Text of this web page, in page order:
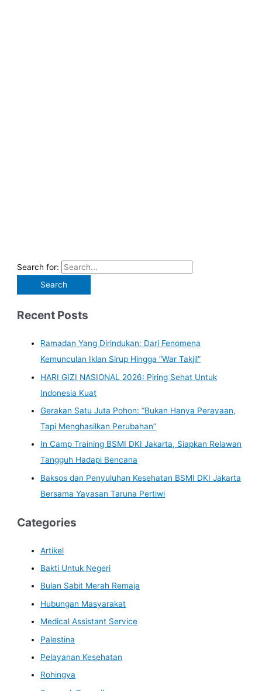
Search for:
Recent Posts
Ramadan Yang Dirindukan: Dari Fenomena
Kemunculan Iklan Sirup Hingga “War Takjil”
HARI GIZI NASIONAL 2026: Piring Sehat Untuk
Indonesia Kuat
Gerakan Satu Juta Pohon: “Bukan Hanya Perayaan,
Tapi Menghasilkan Perubahan”
In Camp Training BSMI DKI Jakarta, Siapkan Relawan
Tangguh Hadapi Bencana
Baksos dan Penyuluhan Kesehatan BSMI DKI Jakarta
Bersama Yayasan Taruna Pertiwi
Categories
Artikel
Bakti Untuk Negeri
Bulan Sabit Merah Remaja
Hubungan Masyarakat
Medical Assistant Service
Palestina
Pelayanan Kesehatan
Rohingya